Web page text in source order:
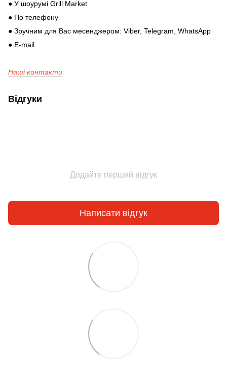
● У шоурумі Grill Market
● По телефону
● Зручним для Вас месенджером: Viber, Telegram, WhatsApp
● E-mail
Наші контакти
Відгуки
Додайте перший відгук
Написати відгук